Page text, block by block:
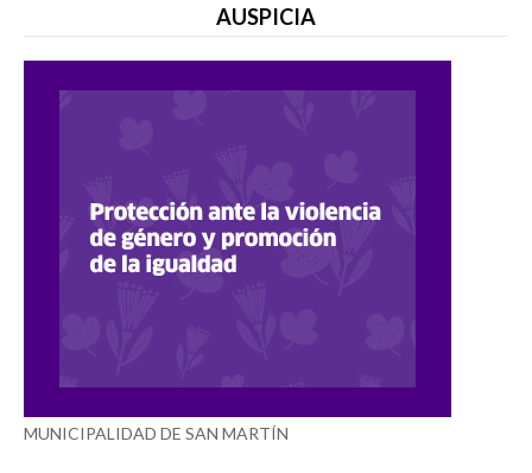
AUSPICIA
MUNICIPALIDAD DE SAN MARTÍN